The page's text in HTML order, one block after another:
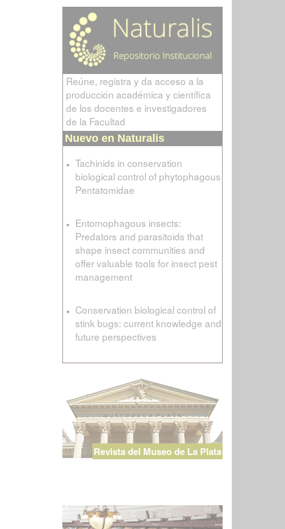
Reúne, registra y da acceso a la
producción académica y científica
de los docentes e investigadores
de la Facultad
Nuevo en Naturalis
Tachinids in conservation
biological control of phytophagous
Pentatomidae
Entomophagous insects:
Predators and parasitoids that
shape insect communities and
offer valuable tools for insect pest
management
Conservation biological control of
stink bugs: current knowledge and
future perspectives
Revista del Museo de La Plata